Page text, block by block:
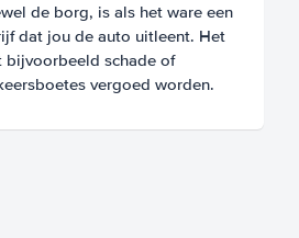
de borg, is als het ware een
dat jou de auto uitleent. Het
bijvoorbeeld schade of
vergoed worden.